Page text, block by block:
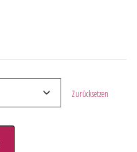
Zurücksetzen